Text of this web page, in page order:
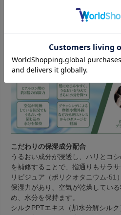
こだわりの保湿成分配合
うるおい成分が浸透し、ハリとコ
を補修することで、指通りもサラサ
リピジュア（ポリクオタニウム-51）
保湿力があり、空気が乾燥してい
め、水分を保持ます。
シルクPPTエキス（加水分解シルク